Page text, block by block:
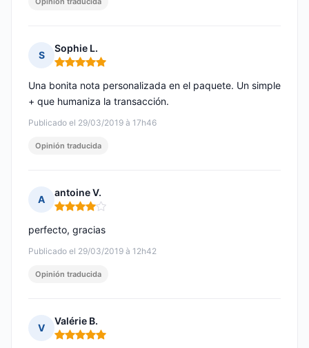
S
Sophie L.
Nota: 5 de 5
Publicado el 29/03/2019 à 17h46
Una bonita nota personalizada en el paquete. Un simple
+ que humaniza la transacción.
Opinión traducida
A
antoine V.
Nota: 4 de 5
Publicado el 29/03/2019 à 12h42
perfecto, gracias
Opinión traducida
V
Valérie B.
Nota: 5 de 5